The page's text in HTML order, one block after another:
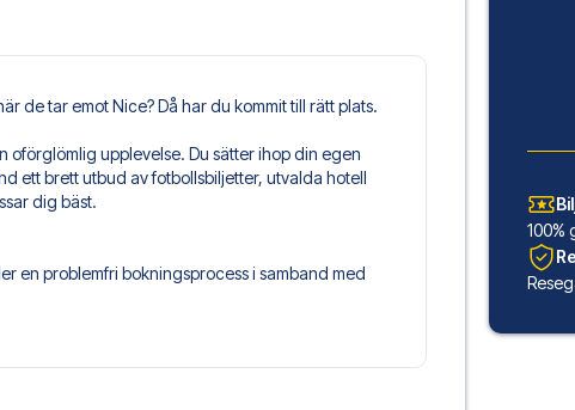
de tar emot Nice? Då har du kommit till rätt plats.
upplevelse. Du sätter ihop din egen
ett brett utbud av fotbollsbiljetter, utvalda hotell
dig bäst.
en problemfri bokningsprocess i samband med
Kontakta oss idag, och låt oss hjälpa dig att
100%